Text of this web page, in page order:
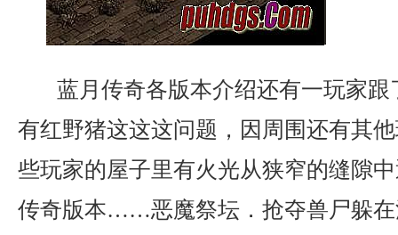
蓝月传奇各版本介绍还有一玩家
有红野猪这这这问题，因周围还有其
些玩家的屋子里有火光从狭窄的缝隙
传奇版本……恶魔祭坛．抢夺兽尸躲在